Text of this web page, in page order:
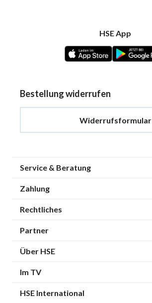
HSE App
Bestellung widerrufen
Widerrufsformular
Service & Beratung
Zahlung
Rechtliches
Partner
Über HSE
Im TV
HSE International